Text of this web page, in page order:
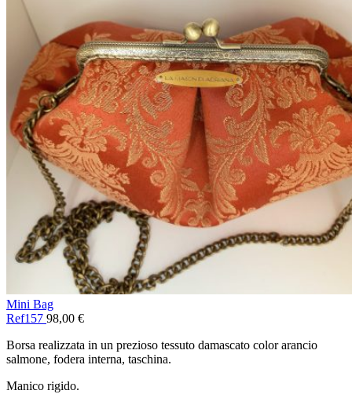
Mini Bag
Ref157 98,00 €
Borsa realizzata in un prezioso tessuto damascato color arancio
salmone, fodera interna, taschina.
Manico rigido.